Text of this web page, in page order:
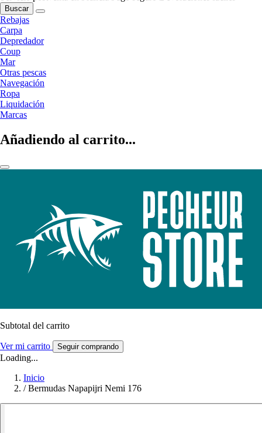
Buscar
Rebajas
Carpa
Depredador
Coup
Mar
Otras pescas
Navegación
Ropa
Liquidación
Marcas
Añadiendo al carrito...
Subtotal del carrito
Ver mi carrito Seguir comprando
Loading...
Inicio
/ Bermudas Napapijri Nemi 176